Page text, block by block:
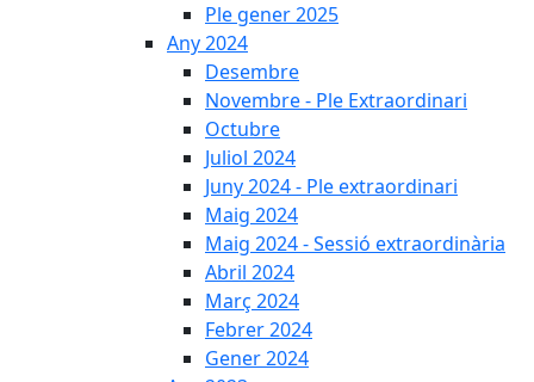
Ple gener 2025
Any 2024
Desembre
Novembre - Ple Extraordinari
Octubre
Juliol 2024
Juny 2024 - Ple extraordinari
Maig 2024
Maig 2024 - Sessió extraordinària
Abril 2024
Març 2024
Febrer 2024
Gener 2024